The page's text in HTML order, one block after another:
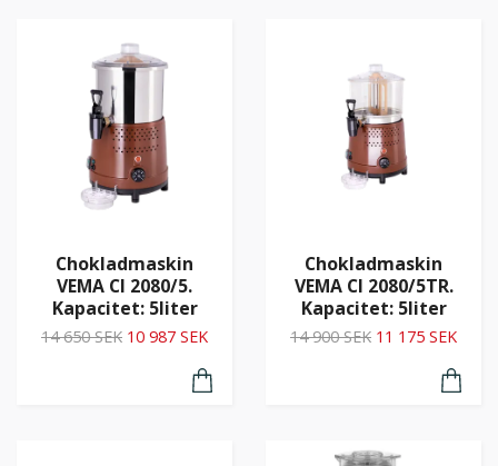
Chokladmaskin
VEMA CI 2080/5.
Kapacitet: 5liter
14 650 SEK 10 987 SEK
Chokladmaskin
VEMA CI 2080/5TR.
Kapacitet: 5liter
14 900 SEK 11 175 SEK